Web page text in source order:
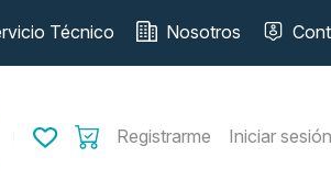
Técnico Nosotros
Registrarme Iniciar sesión